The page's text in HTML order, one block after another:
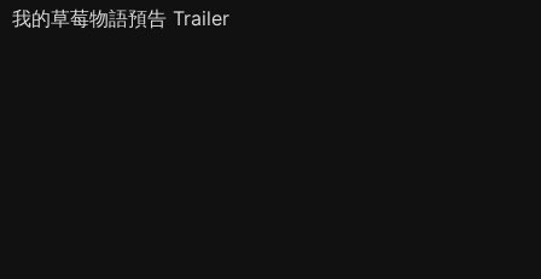
我的草莓物語預告 Trailer